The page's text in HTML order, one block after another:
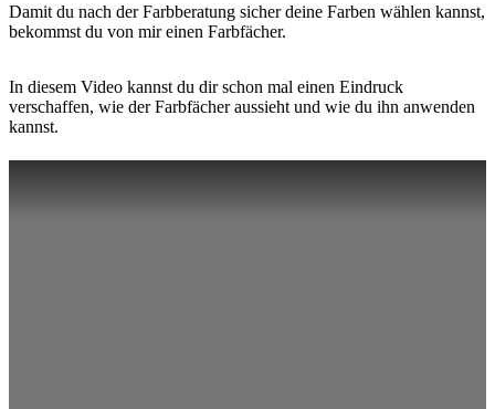
Damit du nach der Farbberatung sicher deine Farben wählen kannst,
bekommst du von mir einen Farbfächer.
In diesem Video kannst du dir schon mal einen Eindruck
verschaffen, wie der Farbfächer aussieht und wie du ihn anwenden
kannst.